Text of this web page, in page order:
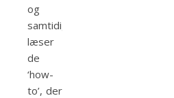
og
samtidig
læser
de
‘how-
to’, der